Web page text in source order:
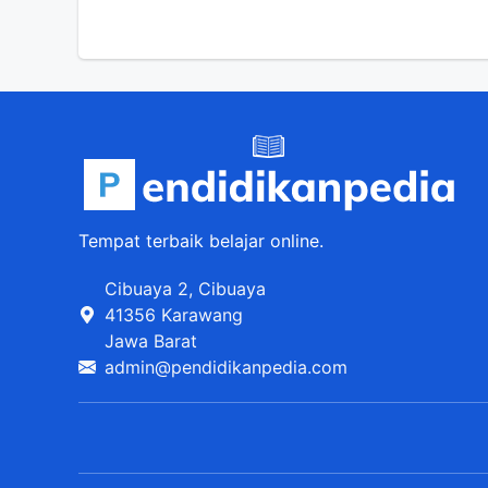
Tempat terbaik belajar online.
Cibuaya 2, Cibuaya
41356 Karawang
Jawa Barat
admin@pendidikanpedia.com